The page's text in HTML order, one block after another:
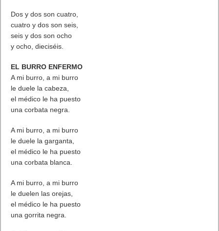
Dos y dos son cuatro,
cuatro y dos son seis,
seis y dos son ocho
y ocho, dieciséis.
EL BURRO ENFERMO
A mi burro, a mi burro
le duele la cabeza,
el médico le ha puesto
una corbata negra.
A mi burro, a mi burro
le duele la garganta,
el médico le ha puesto
una corbata blanca.
A mi burro, a mi burro
le duelen las orejas,
el médico le ha puesto
una gorrita negra.